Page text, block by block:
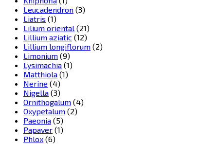
Leucadendron (3)
Liatris (1)
Lilium oriental (21)
Lillium aziatic (12)
Lillium longiflorum (2)
Limonium (9)
Lysimachia (1)
Matthiola (1)
Nerine (4)
Nigella (3)
Ornithogalum (4)
Oxypetalum (2)
Paeonia (5)
Papaver (1)
Phlox (6)